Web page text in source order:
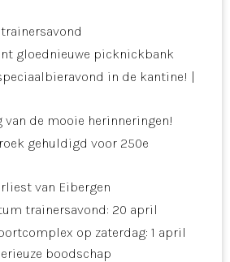
gloednieuwe picknickbank
in de kantine! |
van de mooie herinneringen!
gehuldigd voor 250e
van Eibergen
trainersavond: 20 april
op zaterdag: 1 april
boodschap